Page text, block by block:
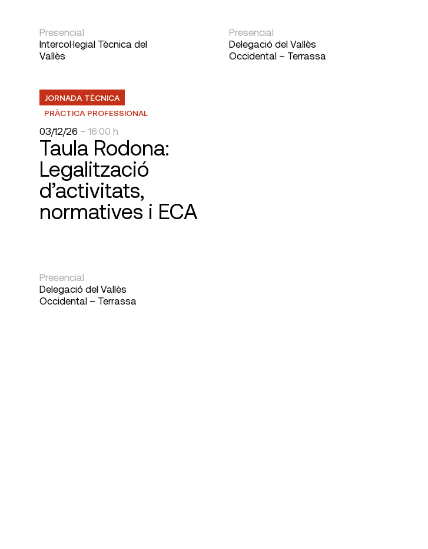
Presencial
Intercol·legial Tècnica del
Vallès
Presencial
Delegació del Vallès
Occidental – Terrassa
JORNADA TÈCNICA
PRÀCTICA PROFESSIONAL
03/12/26 – 16:00 h
Taula Rodona:
Legalització
d’activitats,
normatives i ECA
Presencial
Delegació del Vallès
Occidental – Terrassa